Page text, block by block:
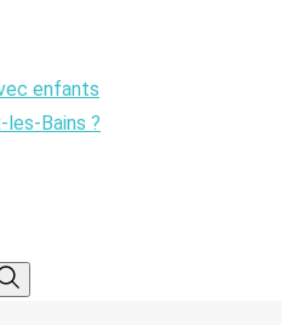
enfants
les-Bains ?